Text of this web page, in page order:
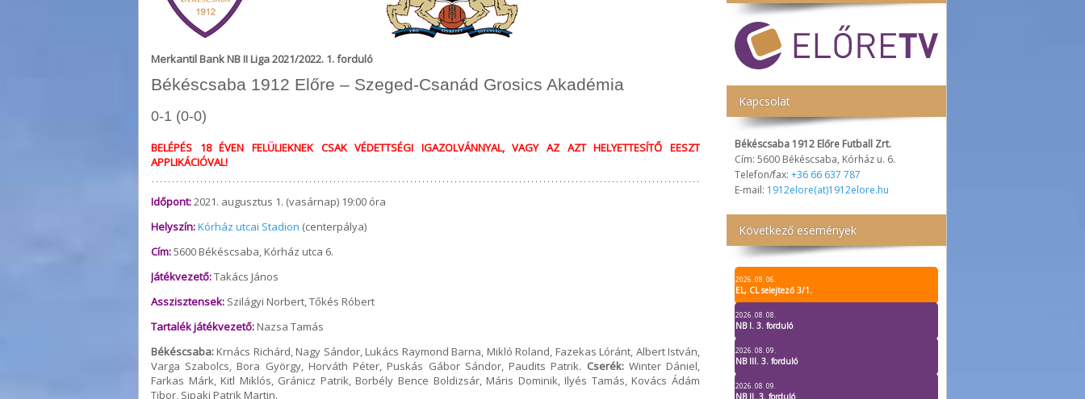
Kapcsolat
Békéscsaba 1912 Előre Futball Zrt.
Cím: 5600 Békéscsaba, Kórház u. 6.
Telefon/fax: +36 66 637 787
E-mail: 1912elore(at)1912elore.hu
Következő események
2026. 08. 06.
EL, CL selejtező 3/1.
2026. 08. 08.
NB I. 3. forduló
2026. 08. 09.
NB III. 3. forduló
2026. 08. 09.
NB II. 3. forduló
Merkantil Bank NB II Liga 2021/2022. 1. forduló
Békéscsaba 1912 Előre – Szeged-Csanád Grosics Akadémia
0-1 (0-0)
BELÉPÉS 18 ÉVEN FELÜLIEKNEK CSAK VÉDETTSÉGI IGAZOLVÁNNYAL, VAGY AZ AZT HELYETTESÍTŐ EESZT
APPLIKÁCIÓVAL!
Időpont:2021. augusztus 1. (vasárnap) 19:00 óra
Helyszín:Kórház utcai Stadion (centerpálya)
Cím:5600 Békéscsaba, Kórház utca 6.
Játékvezető:Takács János
Asszisztensek: Szilágyi Norbert, Tőkés Róbert
Tartalék játékvezető: Nazsa Tamás
Békéscsaba: Krnács Richárd, Nagy Sándor, Lukács Raymond Barna, Mikló Roland, Fazekas Lóránt, Albert István,
Varga Szabolcs, Bora György, Horváth Péter, Puskás Gábor Sándor, Paudits Patrik. Cserék:Winter Dániel,
Farkas Márk, Kitl Miklós, Gránicz Patrik, Borbély Bence Boldizsár, Máris Dominik, Ilyés Tamás, Kovács Ádám
Tibor, Sipaki Patrik Martin.